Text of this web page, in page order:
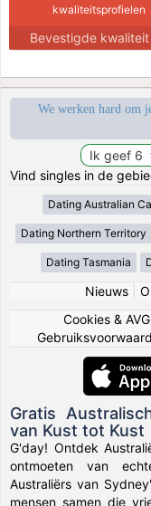
kwaliteitsprofielen
Bevestigde kwaliteit
We werken hard om
Vind singles in de
Dating Australian
Dating Northern Territory
Dating Tasmania
Nieuws|
Cookies & AVG
Gratis
van Kust tot Kust
G'day! Ontdek
ontmoeten van
Australiërs van
mensen samen die